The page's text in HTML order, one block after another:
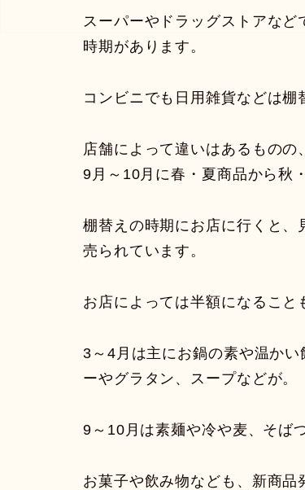
スーパーやドラッグストアな
時期があります。
コンビニでも日用雑貨などは棚
店舗によって違いはあるものの
9月～10月に春・夏商品から秋
棚替えの時期にお店に行くと
売られています。
お店によっては半額になること
3～4月は主にお鍋の素や温か
ーやグラタン、スープなどが。
9～10月は素麺や冷や麦、そば
お菓子や飲み物なども、新商